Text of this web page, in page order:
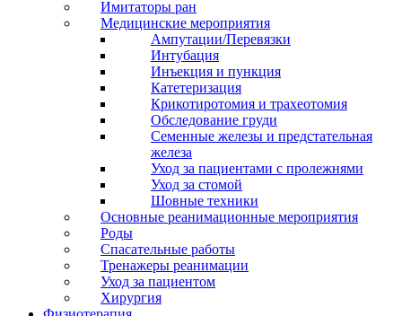
Имитаторы ран
Медицинские мероприятия
Ампутации/Перевязки
Интубация
Инъекция и пункция
Катетеризация
Крикотиротомия и трахеотомия
Обследование груди
Семенные железы и предстательная
железа
Уход за пациентами с пролежнями
Уход за стомой
Шовные техники
Основные реанимационные мероприятия
Роды
Спасательные работы
Тренажеры реанимации
Уход за пациентом
Хирургия